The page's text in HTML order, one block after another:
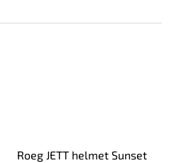
kompromisů ve...
Roeg JETT helmet Sunset